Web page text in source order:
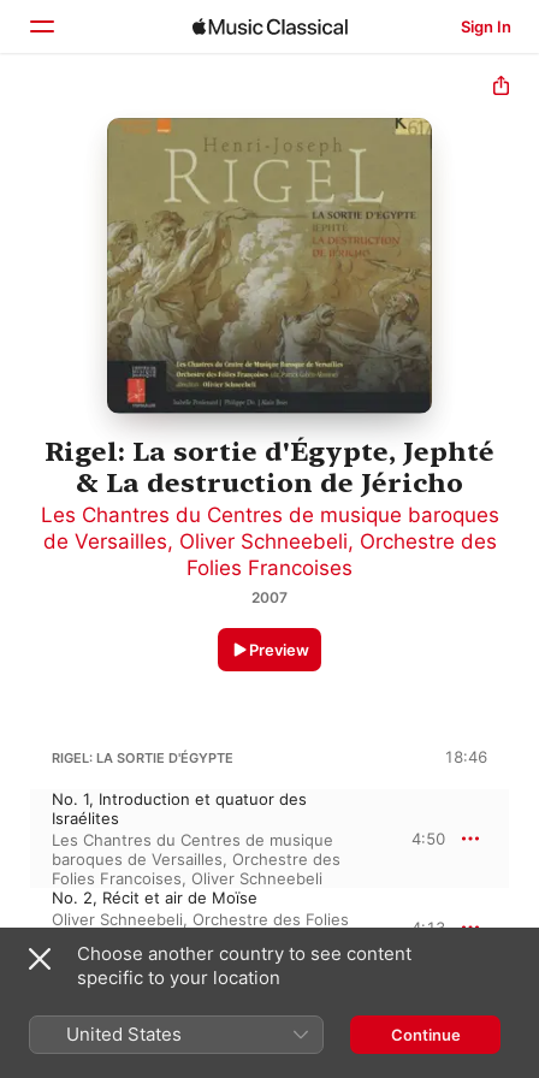
Sign In
Home
Search
Rigel: La sortie d'Égypte, Jephté
& La destruction de Jéricho
Les Chantres du Centres de musique baroques
de Versailles, Oliver Schneebeli, Orchestre des
Folies Francoises
2007
Preview
RIGEL: LA SORTIE D'ÉGYPTE 18:46
No. 1, Introduction et quatuor des
Israélites
Les Chantres du Centres de musique
baroques de Versailles, Orchestre des
Folies Francoises, Oliver Schneebeli
4:50
No. 2, Récit et air de Moïse
Oliver Schneebeli, Orchestre des Folies
musique baroques de Versailles
4:13
No. 3, Chœur lamentable des Égyptiens
baroques de Versailles,Orchestre des
Folies Francoises
Oliver Schneebeli
No. 4, Récit de Moïse et d'un Israëlite
Choose another country to see content
specific to your location
United States Continue